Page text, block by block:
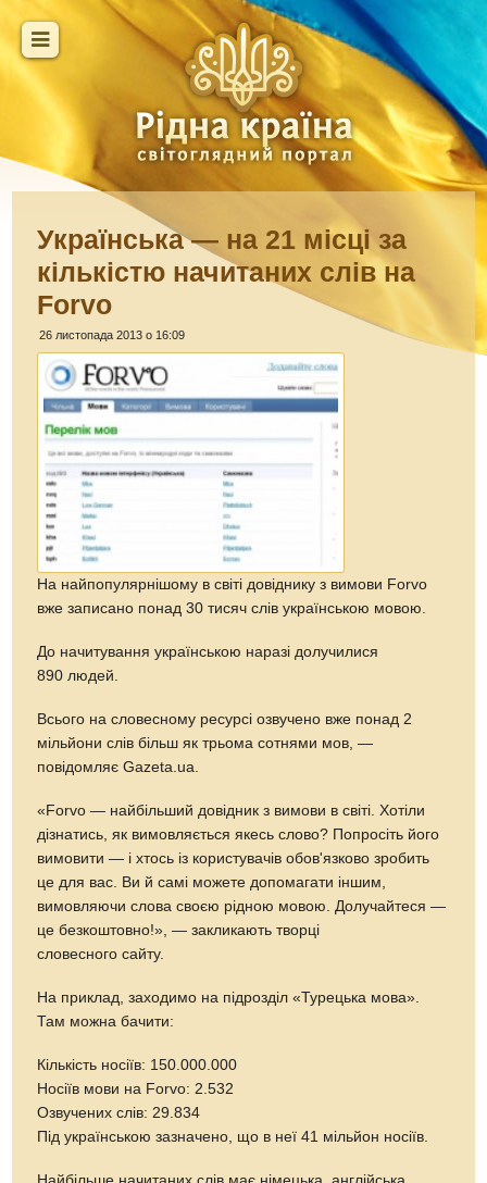
Українська — на 21 місці за
кількістю начитаних слів на
Forvo
26 листопада 2013 о 16:09
На найпопулярнішому в світі довіднику з вимови Forvo
вже записано понад 30 тисяч слів українською мовою.
До начитування українською наразі долучилися
890 людей.
Всього на словесному ресурсі озвучено вже понад 2
мільйони слів більш як трьома сотнями мов, —
повідомляє Gazeta.ua.
«Forvo — найбільший довідник з вимови в світі. Хотіли
дізнатись, як вимовляється якесь слово? Попросіть його
вимовити — і хтось із користувачів обов'язково зробить
це для вас. Ви й самі можете допомагати іншим,
вимовляючи слова своєю рідною мовою. Долучайтеся —
це безкоштовно!», — закликають творці
словесного сайту.
На приклад, заходимо на підрозділ «Турецька мова».
Там можна бачити:
Кількість носіїв: 150.000.000
Носіїв мови на Forvo: 2.532
Озвучених слів: 29.834
Під українською зазначено, що в неї 41 мільйон носіїв.